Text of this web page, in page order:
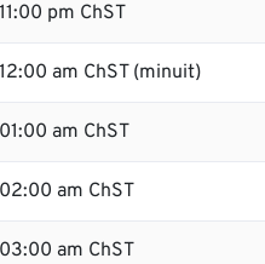
11:00 pm ChST
12:00 am ChST (minuit)
01:00 am ChST
02:00 am ChST
03:00 am ChST